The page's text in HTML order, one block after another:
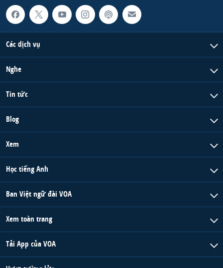
Các dịch vụ
Nghe
Tin tức
Blog
Xem
Học tiếng Anh
Ban Việt ngữ đài VOA
Xem toàn trang
Tải App của VOA